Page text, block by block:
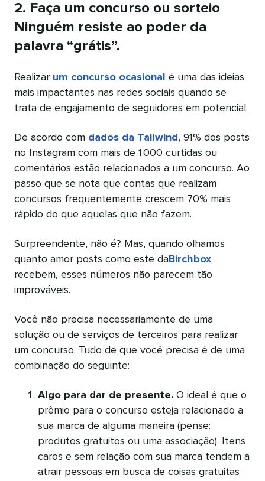
2. Faça um concurso ou sorteio
Ninguém resiste ao poder da
palavra “grátis”.
Realizar um concurso ocasional
é uma das ideias
mais impactantes nas redes sociais quando se
trata de engajamento de seguidores em potencial.
De acordo com dados da Tailwind , 91% dos posts
no Instagram com mais de 1.000 curtidas ou
comentários estão relacionados a um concurso. Ao
passo que se nota que contas que realizam
concursos frequentemente crescem 70% mais
rápido do que aquelas que não fazem.
Surpreendente, não é? Mas, quando olhamos
quanto amor posts como este daBirchbox
recebem, esses números não parecem tão
improváveis.
Você não precisa necessariamente de uma
solução ou de serviços de terceiros para realizar
um concurso. Tudo de que você precisa é de uma
combinação do seguinte:
Algo para dar de presente. O ideal é que o
prêmio para o concurso esteja relacionado a
sua marca de alguma maneira (pense:
produtos gratuitos ou uma associação). Itens
caros e sem relação com sua marca tendem a
atrair pessoas em busca de coisas gratuitas